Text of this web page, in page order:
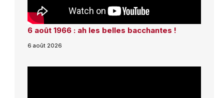
6 août 1966 : ah les belles bacchantes !
6 août 2026